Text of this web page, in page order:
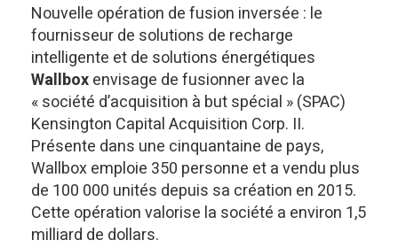
Nouvelle opération de fusion inversée : le
fournisseur de solutions de recharge
intelligente et de solutions énergétiques
Wallboxenvisage de fusionner avec la
« société d’acquisition à but spécial » (SPAC)
Kensington Capital Acquisition Corp. II.
Présente dans une cinquantaine de pays,
Wallbox emploie 350 personne et a vendu plus
de 100 000 unités depuis sa création en 2015.
Cette opération valorise la société a environ 1,5
milliard de dollars.